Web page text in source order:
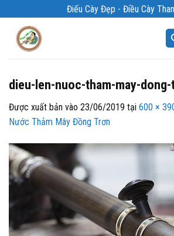
qua
Điếu Cày Đẹp - Điều Cày
dieu-len-nuoc-tham-may-
Được xuất bản vào 23/06/2019 tại 600 ×
Nước Thảm Mây Đồng Trơn